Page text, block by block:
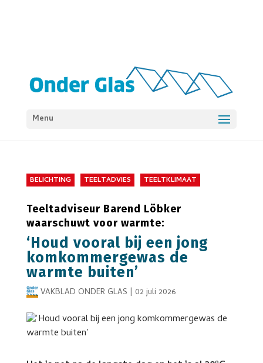
Menu
BELICHTING TEELTADVIES TEELTKLIMAAT
Teeltadviseur Barend Löbker
waarschuwt voor warmte:
‘Houd vooral bij een jong
komkommergewas de
warmte buiten’
VAKBLAD ONDER GLAS | 02 juli 2026